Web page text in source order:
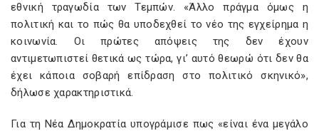
εθνική τραγωδία των Τεμπών. «Άλλο πράγμα όμως η
πολιτική και το πώς θα υποδεχθεί το νέο της εγχείρημα η
κοινωνία. Οι πρώτες απόψεις της δεν έχουν
αντιμετωπιστεί θετικά ως τώρα, γι’ αυτό θεωρώ ότι δεν θα
έχει κάποια σοβαρή επίδραση στο πολιτικό σκηνικό»,
δήλωσε χαρακτηριστικά.
Για τη Νέα Δημοκρατία υπογράμισε πως «είναι ένα μεγάλο